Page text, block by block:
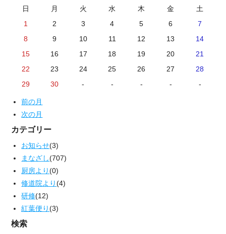
日 月 火 水 木 金
土
1
2 3 4 5 6
7
8
9 10 11 12 13
14
15
16 17 18 19 20
21
22
23 24 25 26 27
28
29
30 - - - - -
前の月
次の月
カテゴリー
お知らせ(3)
まなざし(707)
厨房より(0)
修道院より(4)
研修(12)
紅葉便り(3)
検索